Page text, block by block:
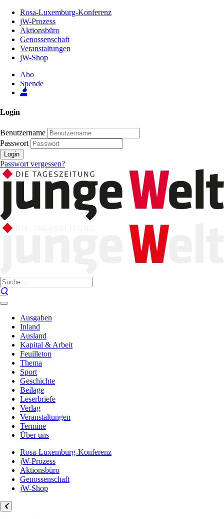
Inhalt
Seite
Rosa-Luxemburg-Konferenz
jW-Prozess
Aktionsbüro
Genossenschaft
Veranstaltungen
jW-Shop
Abo
Spende
Login
Benutzername
Passwort
Login
Passwort vergessen?
Ausgaben
Inland
Ausland
Kapital & Arbeit
Feuilleton
Thema
Sport
Geschichte
Beilage
Leserbriefe
Verlag
Veranstaltungen
Termine
Über uns
Rosa-Luxemburg-Konferenz
jW-Prozess
Aktionsbüro
Genossenschaft
jW-Shop